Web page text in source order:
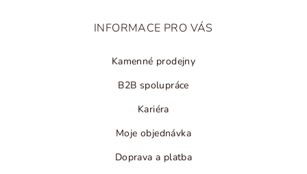
INFORMACE PRO VÁS
Kamenné prodejny
B2B spolupráce
Kariéra
Moje objednávka
Doprava a platba